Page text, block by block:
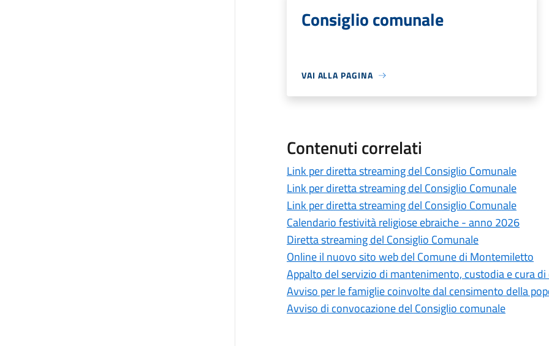
Consiglio comunale
VAI ALLA PAGINA
Contenuti correlati
Link per diretta streaming del Consiglio Comunale
Link per diretta streaming del Consiglio Comunale
Link per diretta streaming del Consiglio Comunale
Calendario festività religiose ebraiche - anno 2026
Diretta streaming del Consiglio Comunale
Online il nuovo sito web del Comune di Montemiletto
Appalto del servizio di mantenimento, custodia e cura di
Avviso per le famiglie coinvolte dal censimento della
Avviso di convocazione del Consiglio comunale